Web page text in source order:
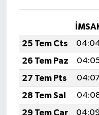
25 Tem Cts
26 Tem Paz
27 Tem Pts
28 Tem Sal
29 Tem Çar